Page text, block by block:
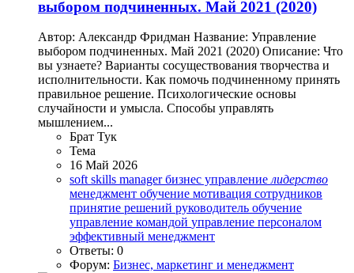
выбором подчиненных. Май 2021 (2020)
Автор: Александр Фридман Название: Управление
выбором подчиненных. Май 2021 (2020) Описание: Что
вы узнаете? Варианты сосуществования творчества и
исполнительности. Как помочь подчиненному принять
правильное решение. Психологические основы
случайности и умысла. Способы управлять
мышлением...
Брат Тук
Тема
16 Май 2026
soft skills managerбизнес управление лидерство
менеджмент обучение мотивация сотрудников
принятие решений руководитель обучение
управление командой управление персоналом
эффективный менеджмент
Ответы: 0
Форум: Бизнес, маркетинг и менеджмент